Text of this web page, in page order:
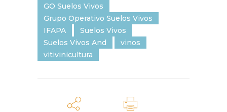
GO Suelos Vivos
Grupo Operativo Suelos Vivos
IFAPA
Suelos Vivos
Suelos Vivos And
vinos
vitivinicultura